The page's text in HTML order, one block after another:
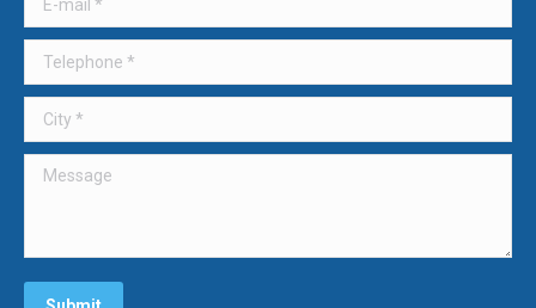
Telephone *
City *
Message